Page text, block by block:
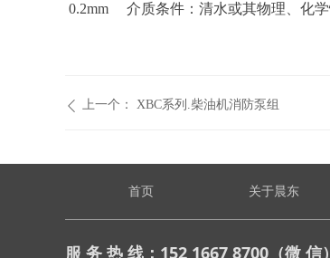
0.2mm 介质条件：清水或其物理、化
ꄴ 上一个： XBC系列.柴油机消防泵组
服 务 热 线：152 1667 8700（微 信）
首页 关于晨东